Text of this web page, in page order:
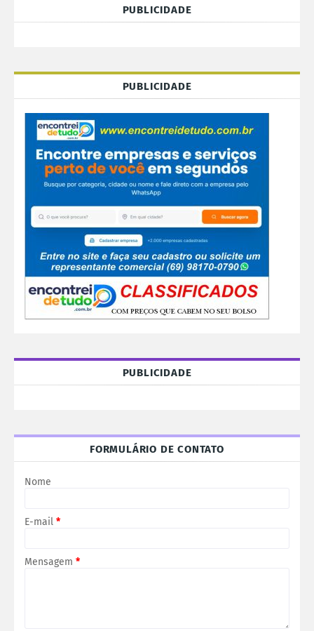
PUBLICIDADE
PUBLICIDADE
PUBLICIDADE
FORMULÁRIO DE CONTATO
Nome
E-mail *
Mensagem *